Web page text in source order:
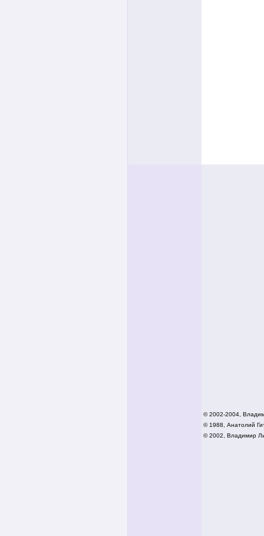
© 2002-2004,
© 1988, Анатолий
© 2002, Владимир